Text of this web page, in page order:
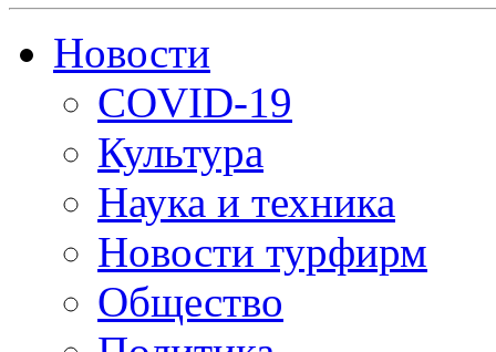
Новости
COVID-19
Культура
Наука и техника
Новости турфирм
Общество